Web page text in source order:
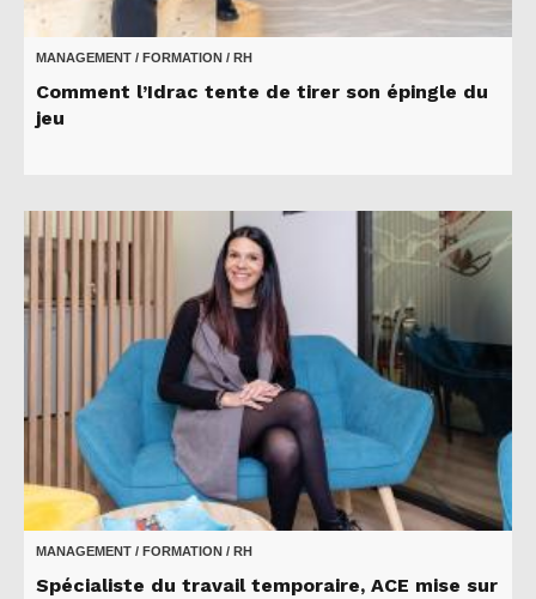
MANAGEMENT / FORMATION / RH
Comment l’Idrac tente de tirer son épingle du
jeu
MANAGEMENT / FORMATION / RH
Spécialiste du travail temporaire, ACE mise sur